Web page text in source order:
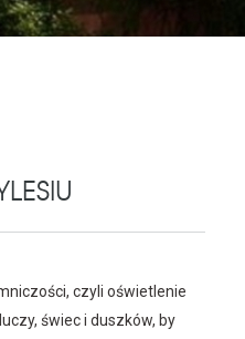
czyli oświetlenie
świec i duszków, by